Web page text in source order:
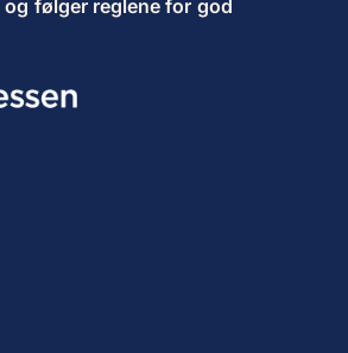
og følger reglene for god